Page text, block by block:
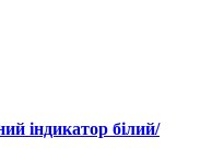
індикатор білий/